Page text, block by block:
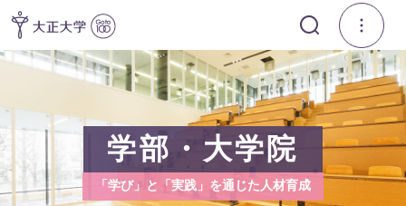
学部・大学院
「学び」と「実践」を通じた人材育成